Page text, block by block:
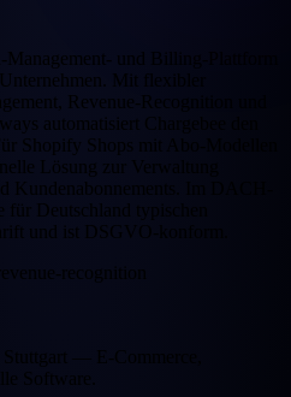
Management- und Billing-Plattform
Mit flexibler
Revenue-Recognition und
automatisiert Chargebee den
Shopify Shops mit Abo-Modellen
Lösung zur Verwaltung
Kundenabonnements. Im DACH-
für Deutschland typischen
und ist DSGVO-konform.
revenue-recognition
— E-Commerce,